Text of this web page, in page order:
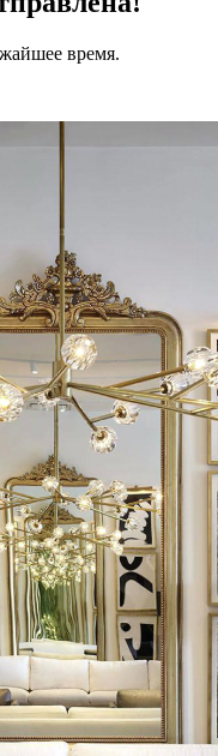
время.